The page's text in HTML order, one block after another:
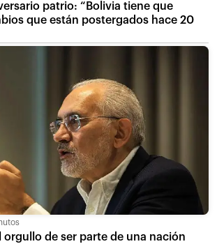
patrio: “Bolivia tiene que
que están postergados hace 20
orgullo de ser parte de una nación